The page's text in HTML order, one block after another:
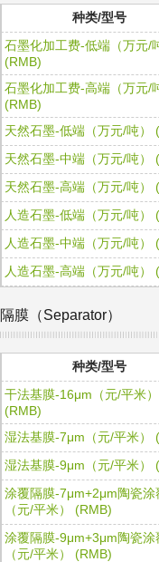
种类/型号
石墨化加工费-低端（万元/
(RMB)
石墨化加工费-高端（万元/
(RMB)
天然石墨-低端（万元/吨）
天然石墨-中端（万元/吨）
天然石墨-高端（万元/吨）
人造石墨-低端（万元/吨）
人造石墨-中端（万元/吨）
人造石墨-高端（万元/吨）
隔膜（Separator）
种类/型号
干法基膜-16μm（元/平米）
(RMB)
湿法基膜-7μm（元/平米）
湿法基膜-9μm（元/平米）
涂覆隔膜-7μm+2μm陶瓷涂
（元/平米） (RMB)
涂覆隔膜-9μm+3μm陶瓷涂
（元/平米） (RMB)